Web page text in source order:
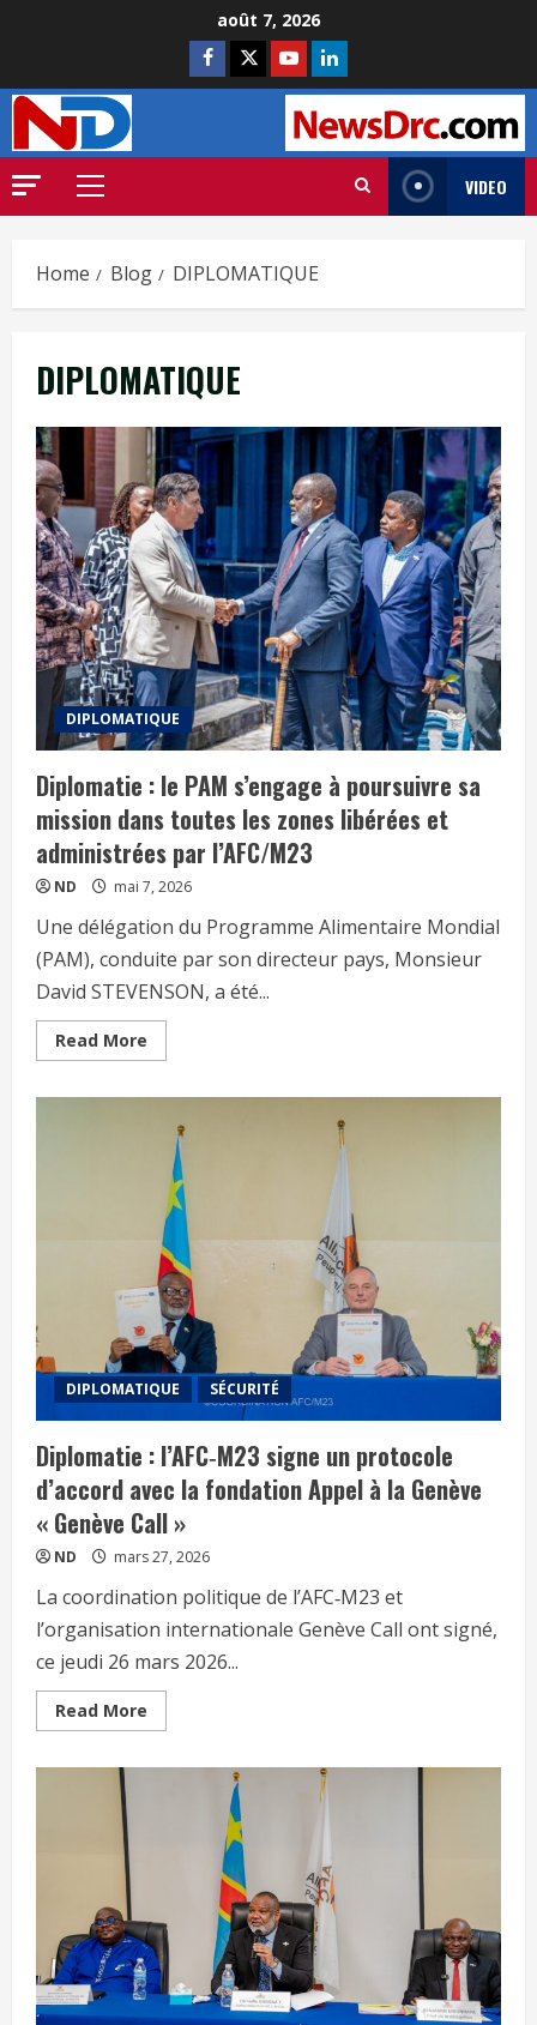
août 7, 2026
VIDEO
Home Blog DIPLOMATIQUE
DIPLOMATIQUE
DIPLOMATIQUE
Diplomatie : le PAM s’engage à poursuivre sa
mission dans toutes les zones libérées et
administrées par l’AFC/M23
ND mai 7, 2026
Une délégation du Programme Alimentaire Mondial
(PAM), conduite par son directeur pays, Monsieur
David STEVENSON, a été...
Read More
DIPLOMATIQUE SÉCURITÉ
Diplomatie : l’AFC‑M23 signe un protocole
d’accord avec la fondation Appel à la Genève
« Genève Call »
ND mars 27, 2026
La coordination politique de l’AFC‑M23 et
l’organisation internationale Genève Call ont signé,
ce jeudi 26 mars 2026...
Read More